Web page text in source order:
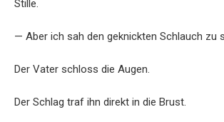
Stille.
— Aber ich sah den geknickten Schlauch zu
Der Vater schloss die Augen.
Der Schlag traf ihn direkt in die Brust.